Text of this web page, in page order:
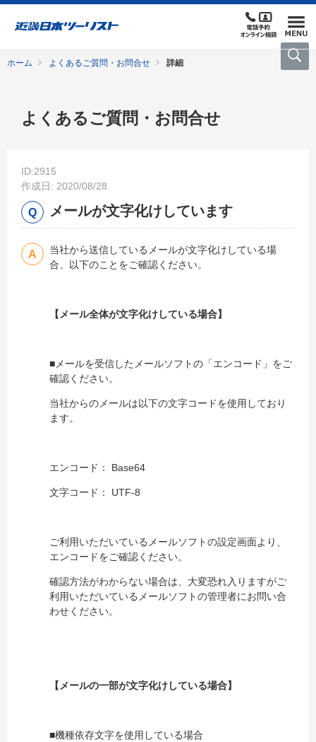
ホーム よくあるご質問・お問合せ 詳細
よくあるご質問・お問合せ
ID:2915
作成日: 2020/08/28
メールが文字化けしています
当社から送信しているメールが文字化けしている場
合、以下のことをご確認ください。
【メール全体が文字化けしている場合】
■メールを受信したメールソフトの「エンコード」をご
確認ください。
当社からのメールは以下の文字コードを使用しており
ます。
エンコード： Base64
文字コード： UTF-8
ご利用いただいているメールソフトの設定画面より、
エンコードをご確認ください。
確認方法がわからない場合は、大変恐れ入りますがご
利用いただいているメールソフトの管理者にお問い合
わせください。
【メールの一部が文字化けしている場合】
■機種依存文字を使用している場合